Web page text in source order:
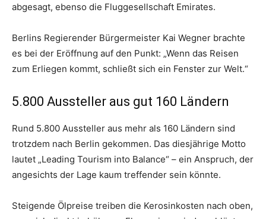
abgesagt, ebenso die Fluggesellschaft Emirates.
Berlins Regierender Bürgermeister Kai Wegner brachte
es bei der Eröffnung auf den Punkt: „Wenn das Reisen
zum Erliegen kommt, schließt sich ein Fenster zur Welt.“
5.800 Aussteller aus gut 160 Ländern
Rund 5.800 Aussteller aus mehr als 160 Ländern sind
trotzdem nach Berlin gekommen. Das diesjährige Motto
lautet „Leading Tourism into Balance“ – ein Anspruch, der
angesichts der Lage kaum treffender sein könnte.
Steigende Ölpreise treiben die Kerosinkosten nach oben,